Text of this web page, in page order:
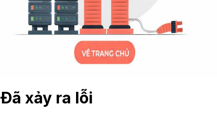
Đã xảy ra lỗi